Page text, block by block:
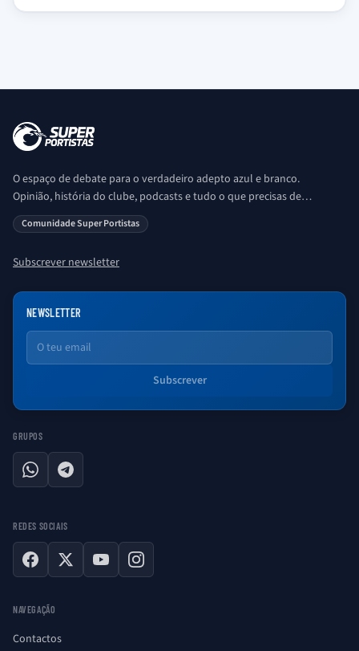
O espaço de debate para o verdadeiro adepto azul e branco.
Opinião, história do clube, podcasts e tudo o que precisas de
saber sobre o universo Porto. Ser Porto é aqui!
Comunidade Super Portistas
Subscrever newsletter
NEWSLETTER
Email
Subscrever
GRUPOS
WhatsAppTelegram
REDES SOCIAIS
Facebook
X YouTubeInstagram
NAVEGAÇÃO
Contactos